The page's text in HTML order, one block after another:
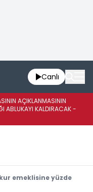
Canlı
AÇIKLANMASININ
ABLUKAYI KALDIRACAK -
emeklisine yüzde